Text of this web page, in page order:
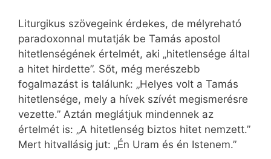
Liturgikus szövegeink érdekes, de mélyreható
paradoxonnal mutatják be Tamás apostol
hitetlenségének értelmét, aki „hitetlensége által
a hitet hirdette”. Sőt, még merészebb
fogalmazást is találunk: „Helyes volt a Tamás
hitetlensége, mely a hívek szívét megismerésre
vezette.” Aztán meglátjuk mindennek az
értelmét is: „A hitetlenség biztos hitet nemzett.”
Mert hitvallásig jut: „Én Uram és én Istenem.”